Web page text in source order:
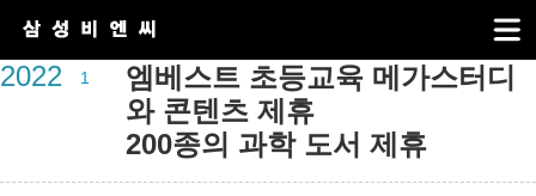
2022 1
엠베스트 초등교육 메가스터디
와 콘텐츠 제휴
200종의 과학 도서 제휴